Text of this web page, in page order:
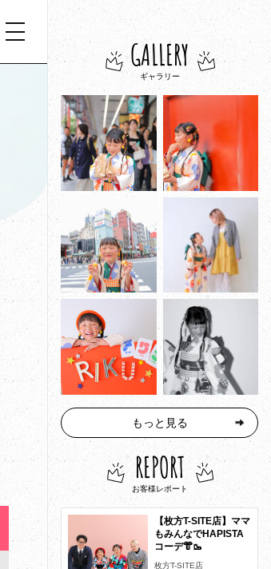
GALLERY
ギャラリー
もっと見る
REPORT
お客様レポート
【枚方T-SITE店】ママ
もみんなでHAPISTA
コーデ👘🥾
枚方T-SITE店